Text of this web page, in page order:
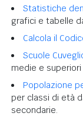
Statistiche
grafici e tabelle
Calcola il
Scuole
medie e
Popolazione
per classi di età
secondarie.